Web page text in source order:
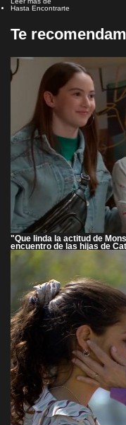
Hasta Encontrarte
Te
"Que linda la actitud de
encuentro de las hijas de